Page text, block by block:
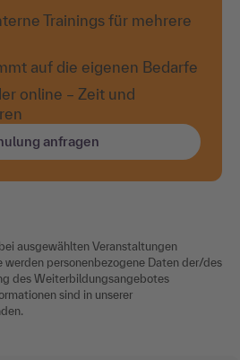
Trainings für mehrere
auf die eigenen Bedarfe
online – Zeit und
anfragen
ausgewählten Veranstaltungen
werden personenbezogene Daten der/des
des Weiterbildungsangebotes
sind in unserer